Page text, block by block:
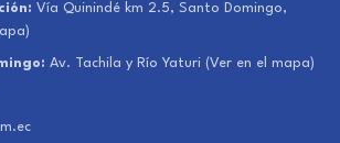
Vía Quinindé km 2.5, Santo Domingo,
Av. Tachila y Río Yaturi (Ver en el mapa)